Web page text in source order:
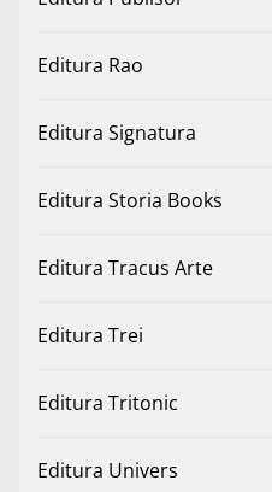
Editura Rao
Editura Signatura
Editura Storia Books
Editura Tracus Arte
Editura Trei
Editura Tritonic
Editura Univers